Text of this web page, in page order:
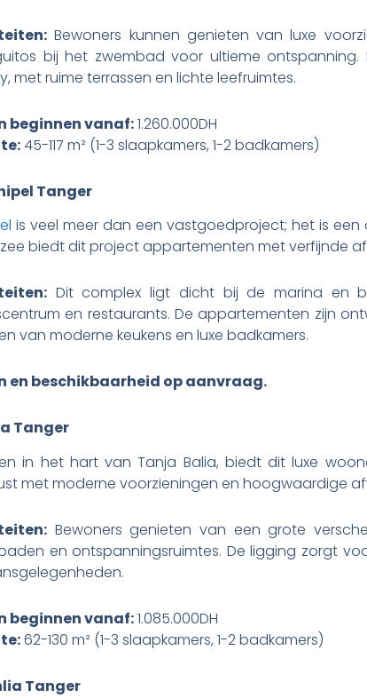
Bewoners kunnen genieten van luxe
bij het zwembad voor ultieme
met ruime terrassen en lichte leefruimtes.
beginnen vanaf:1.260.000DH
45-117 m² (1-3 slaapkamers, 1-2 badkamers)
Tanger
is veel meer dan een vastgoedproject; het is
biedt dit project appartementen met verfijnde
Dit complex ligt dicht bij de marina en
en restaurants. De appartementen zijn
van moderne keukens en luxe badkamers.
en beschikbaarheid op aanvraag.
Tanger
in het hart van Tanja Balia, biedt dit luxe
met moderne voorzieningen en hoogwaardige
Bewoners genieten van een grote
en ontspanningsruimtes. De ligging zorgt
beginnen vanaf:1.085.000DH
62-130 m² (1-3 slaapkamers, 1-2 badkamers)
Tanger